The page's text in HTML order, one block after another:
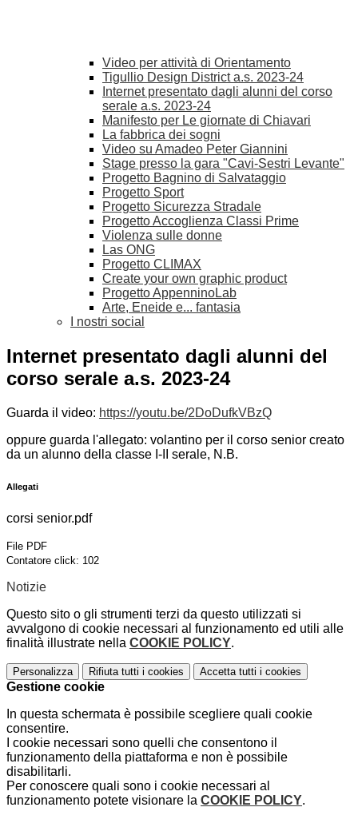
Video per attività di Orientamento
Tigullio Design District a.s. 2023-24
Internet presentato dagli alunni del corso
serale a.s. 2023-24
Manifesto per Le giornate di Chiavari
La fabbrica dei sogni
Video su Amadeo Peter Giannini
Stage presso la gara "Cavi-Sestri Levante"
Progetto Bagnino di Salvataggio
Progetto Sport
Progetto Sicurezza Stradale
Progetto Accoglienza Classi Prime
Violenza sulle donne
Las ONG
Progetto CLIMAX
Create your own graphic product
Progetto AppenninoLab
Arte, Eneide e... fantasia
I nostri social
Internet presentato dagli alunni del
corso serale a.s. 2023-24
Guarda il video: https://youtu.be/2DoDufkVBzQ
oppure guarda l'allegato: volantino per il corso senior creato
da un alunno della classe I-II serale, N.B.
Allegati
corsi senior.pdf
File PDF
Contatore click: 102
Notizie
Questo sito o gli strumenti terzi da questo utilizzati si
avvalgono di cookie necessari al funzionamento ed utili alle
finalità illustrate nella COOKIE POLICY.
Personalizza Rifiuta tutti i cookies Accetta tutti i cookies
Gestione cookie
In questa schermata è possibile scegliere quali cookie
consentire.
I cookie necessari sono quelli che consentono il
funzionamento della piattaforma e non è possibile
disabilitarli.
Per conoscere quali sono i cookie necessari al
funzionamento potete visionare la COOKIE POLICY.